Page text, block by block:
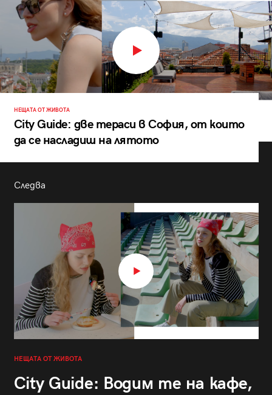
НЕЩАТА ОТ ЖИВОТА
City Guide: две тераси в София, от които
да се насладиш на лятото
Следва
НЕЩАТА ОТ ЖИВОТА
City Guide: Водим те на кафе,